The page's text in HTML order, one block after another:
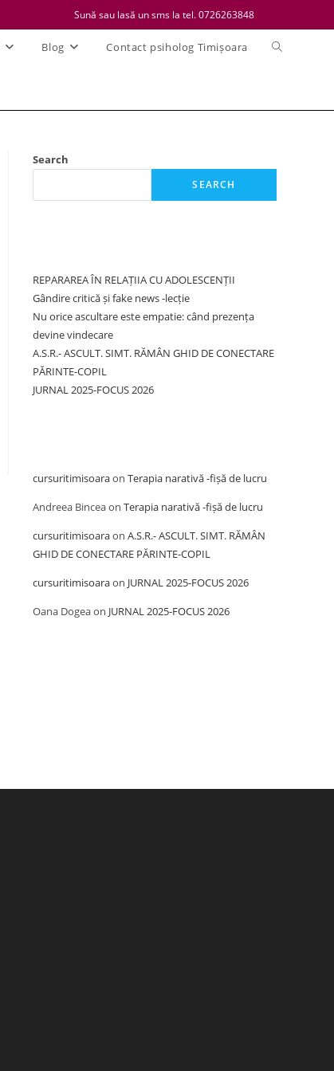
Sună sau lasă un sms la tel. 0726263848
Blog Contact psiholog Timișoara
Toggle
Search
SEARCH
REPARAREA ÎN RELAȚIIA CU ADOLESCENȚII
Gândire critică și fake news -lecție
Nu orice ascultare este empatie: când prezența
devine vindecare
A.S.R.- ASCULT. SIMT. RĂMÂN GHID DE CONECTARE
PĂRINTE-COPIL
JURNAL 2025-FOCUS 2026
cursuritimisoaraon Terapia narativă -fișă de lucru
Andreea Binceaon Terapia narativă -fișă de lucru
cursuritimisoaraon A.S.R.- ASCULT. SIMT. RĂMÂN
GHID DE CONECTARE PĂRINTE-COPIL
cursuritimisoaraon JURNAL 2025-FOCUS 2026
Oana Dogeaon JURNAL 2025-FOCUS 2026